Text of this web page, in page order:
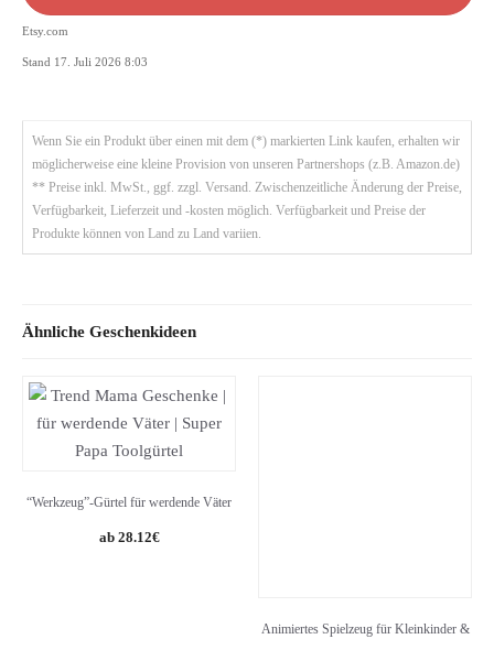
Etsy.com
Stand 17. Juli 2026 8:03
Wenn Sie ein Produkt über einen mit dem (*) markierten Link kaufen, erhalten wir
möglicherweise eine kleine Provision von unseren Partnershops (z.B. Amazon.de)
** Preise inkl. MwSt., ggf. zzgl. Versand. Zwischenzeitliche Änderung der Preise,
Verfügbarkeit, Lieferzeit und -kosten möglich. Verfügbarkeit und Preise der
Produkte können von Land zu Land variien.
Ähnliche Geschenkideen
“Werkzeug”-Gürtel für werdende Väter
28.12€
Animiertes Spielzeug für Kleinkinder &